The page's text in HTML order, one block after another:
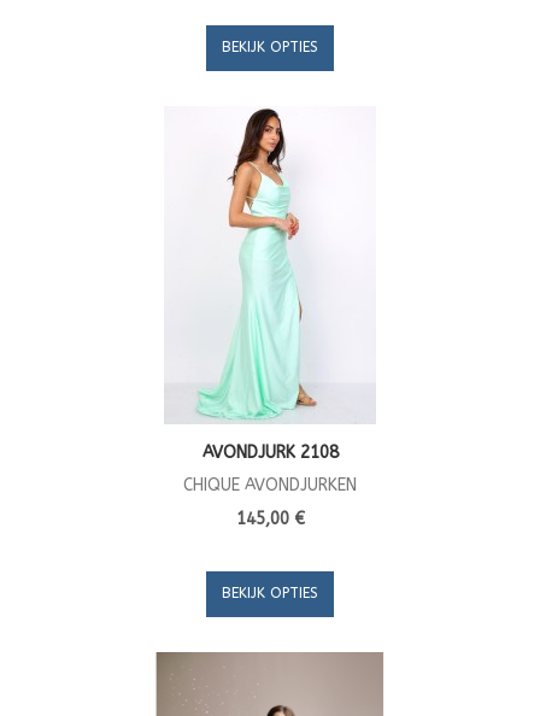
BEKIJK OPTIES
AVONDJURK 2108
CHIQUE AVONDJURKEN
145,00 €
BEKIJK OPTIES